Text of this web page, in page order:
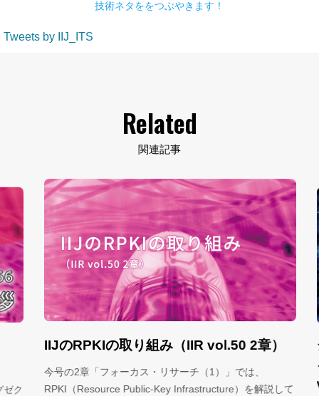
技術ネタををつぶやきます！
Tweets by IIJ_ITS
Related
関連記事
ク
IIJのRPKIの取り組み（IIR vol.50 2章）
今号の2章「フォーカス・リサーチ（1）」では、
RPKI（Resource Public-Key Infrastructure）を解説して